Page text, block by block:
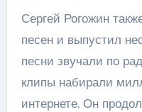
Сергей Рогожин
песен и выпустил
песни звучали по
клипы набирали
интернете. Он